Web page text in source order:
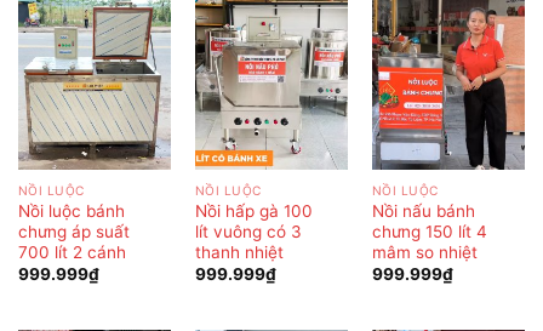
NỒI LUỘC
Nồi luộc bánh
chưng áp suất
700 lít 2 cánh
999.999₫
NỒI LUỘC
Nồi hấp gà 100
lít vuông có 3
thanh nhiệt
999.999₫
NỒI LUỘC
Nồi nấu bánh
chưng 150 lít 4
mâm so nhiệt
999.999₫